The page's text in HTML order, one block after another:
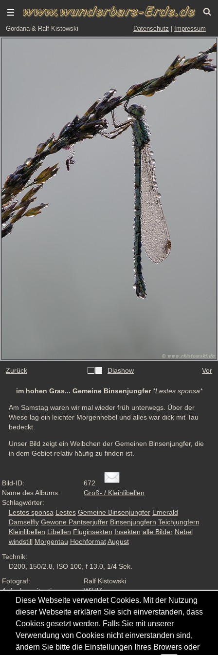
Gordana & Ralf Kistowski Datenschutz Impressum
Zurück Diashow Vor
im hohen Gras... Gemeine Binsenjungfer *Lestes sponsa*
Am Samstag waren wir mal wieder früh unterwegs. Über der
Wiese lag ein leichter Morgennebel und alles war dick mit Tau
bedeckt.
Unser Bild zeigt ein Weibchen der Gemeinen Binsenjungfer, die
in dem Gebiet relativ häufig zu finden ist.
Bild-ID:
672
Name des Albums:
Groß- / Kleinlibellen
Schlagwörter:
Lestes sponsa Lestes Gemeine Binsenjungfer Emerald
Damselfly Gewone Pantserjuffer Binsenjungfern Teichjungfern
Kleinlibellen Libellen Fluginsekten Insekten alle Bilder Nebel
windstill Morgentau Hochformat August
Technik:
D200, 150/2.8, ISO 100, f 13.0, 1/4 Sek.
Fotograf:
Ralf Kistowski
Aufnahmesituation:
Wildlife
Ansichten:
948
Copyright © - 2026 - Gordana & Ralf Kistowski
Diese Webseite verwendet Cookies. Mit der Nutzung
dieser Webseite erklären Sie sich einverstanden, dass
Cookies gesetzt werden. Falls Sie mit unserer
Verwendung von Cookies nicht einverstanden sind,
ändern Sie bitte die Einstellungen Ihres Browers oder